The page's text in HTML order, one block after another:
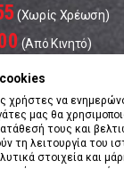
(Χωρίς Χρέωση)
(Από Κινητό)
- 17:00
χρήστες να
μας θα
τους και
τη λειτουργία του
στοιχεία και